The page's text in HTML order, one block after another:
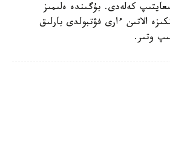
كەلەدى. بۇگىندە ەلىمىز
الاتىن ءارى فۋتبولدى بارلىق
وتىر.